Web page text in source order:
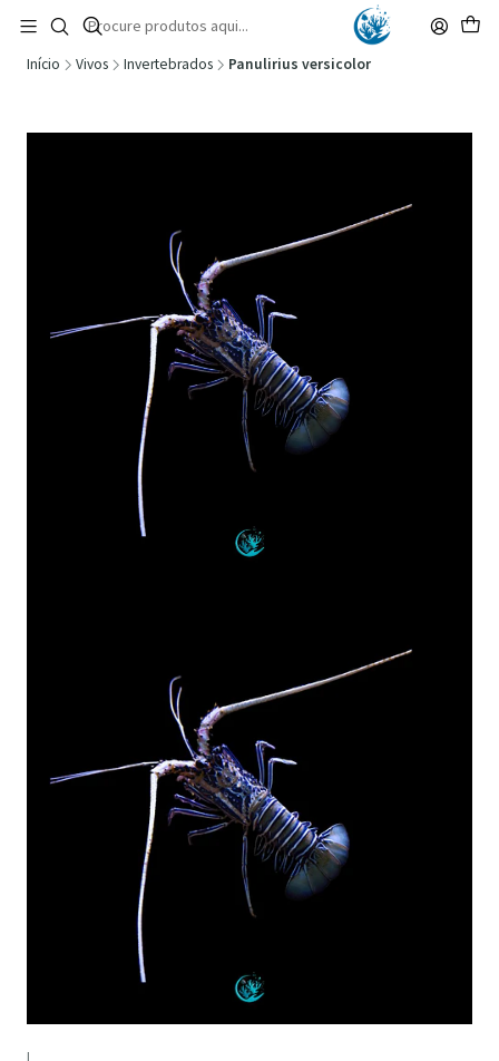
🚚 Portugal Continental: Portes Grátis desde 149,90€ (Envio extresso: 14,90€)
Ler mais
Início Vivos Invertebrados Panulirius versicolor